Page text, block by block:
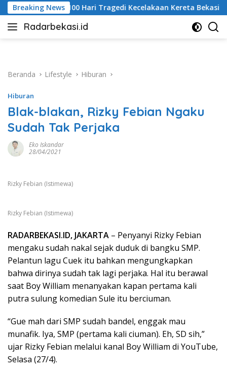
Langsung
ke
konten
Breaking News
Kecelakaan Kereta Bekasi Timur, Keluarga Korban Gelar
Radarbekasi.id
Berita
Beranda
Lifestyle Hiburan
Hiburan
Blak-blakan, Rizky Febian Ngaku
Sudah Tak Perjaka
Eko Iskandar
28/04/2021
Rizky Febian (Istimewa)
Rizky Febian (Istimewa)
RADARBEKASI.ID, JAKARTA – Penyanyi Rizky Febian
mengaku sudah nakal sejak duduk di bangku SMP.
Pelantun lagu Cuek itu bahkan mengungkapkan
bahwa dirinya sudah tak lagi perjaka. Hal itu berawal
saat Boy William menanyakan kapan pertama kali
putra sulung komedian Sule itu berciuman.
“Gue mah dari SMP sudah bandel, enggak mau
munafik. Iya, SMP (pertama kali ciuman). Eh, SD sih,”
ujar Rizky Febian melalui kanal Boy William di YouTube,
Selasa (27/4).